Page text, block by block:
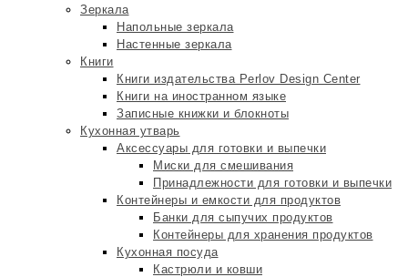
Зеркала
Напольные зеркала
Настенные зеркала
Книги
Книги издательства Perlov Design Center
Книги на иностранном языке
Записные книжки и блокноты
Кухонная утварь
Аксессуары для готовки и выпечки
Миски для смешивания
Принадлежности для готовки и выпечки
Контейнеры и емкости для продуктов
Банки для сыпучих продуктов
Контейнеры для хранения продуктов
Кухонная посуда
Кастрюли и ковши